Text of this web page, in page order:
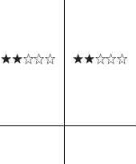
★★☆☆☆ ★★☆☆☆